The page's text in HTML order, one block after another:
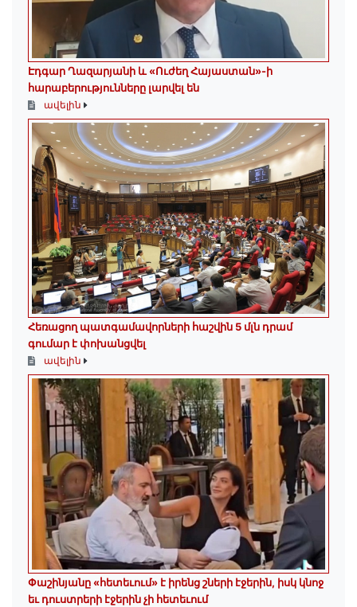
Էդգար Ղազարյանի և «Ուժեղ Հայաստան»-ի
հարաբերությունները լարվել են
ավելին
Հեռացող պատգամավորների հաշվին 5 մլն դրամ
գումար է փոխանցվել
ավելին
Փաշինյանը «հետեւում» է իրենց շների էջերին, իսկ կնոջ
եւ դուստրերի էջերին չի հետեւում